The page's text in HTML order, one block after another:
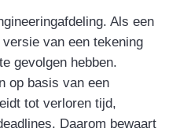
Als een
van een tekening
gevolgen hebben.
op basis van een
tot verloren tijd,
Daarom bewaart